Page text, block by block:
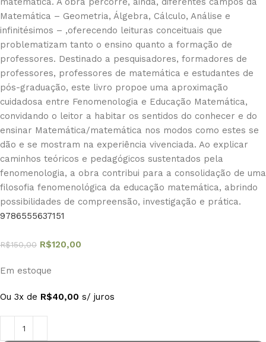
Matemática – Geometria, Álgebra, Cálculo, Análise e
infinitésimos – ,oferecendo leituras conceituais que
problematizam tanto o ensino quanto a formação de
professores. Destinado a pesquisadores, formadores de
professores, professores de matemática e estudantes de
pós-graduação, este livro propoe uma aproximação
cuidadosa entre Fenomenologia e Educação Matemática,
convidando o leitor a habitar os sentidos do conhecer e do
ensinar Matemática/matemática nos modos como estes se
dão e se mostram na experiência vivenciada. Ao explicar
caminhos teóricos e pedagógicos sustentados pela
fenomenologia, a obra contribui para a consolidação de uma
filosofia fenomenológica da educação matemática, abrindo
possibilidades de compreensão, investigação e prática.
9786555637151
R$150,00 R$120,00
Em estoque
Ou 3x de R$40,00 s/ juros